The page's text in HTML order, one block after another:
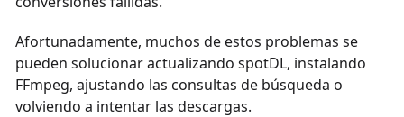
Afortunadamente, muchos de estos problemas se
pueden solucionar actualizando spotDL, instalando
FFmpeg, ajustando las consultas de búsqueda o
volviendo a intentar las descargas.